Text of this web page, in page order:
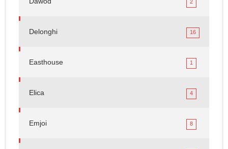
2
Delonghi 16
Easthouse 1
Elica 4
Emjoi 8